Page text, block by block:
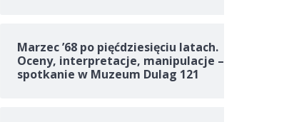
Marzec ’68 po pięćdziesięciu latach.
Oceny, interpretacje, manipulacje –
spotkanie w Muzeum Dulag 121